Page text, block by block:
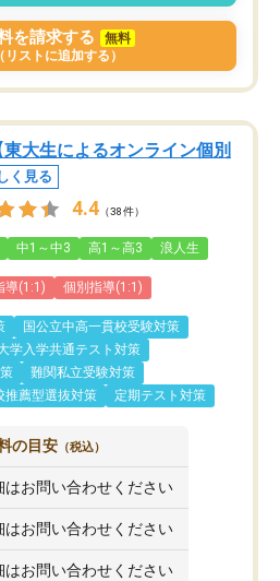
を請求する
無料
（リストに追加する）
東大生によるオンライン個別
く見る
4.4 （38件）
中1～中3 高1～高3 浪人生
導(1:1) 個別指導(1:1)
国公立中高一貫校受験対策
学入学共通テスト対策
難関私立受験対策
推薦型選抜対策
定期テスト対策
の目安 （税込）
はお問い合わせください
はお問い合わせください
はお問い合わせください